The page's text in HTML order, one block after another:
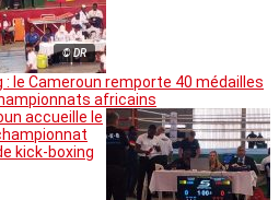
© DR
: le Cameroun remporte 40 médailles
africains
accueille le
kick-boxing